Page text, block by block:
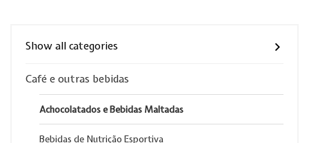
Show all categories
Café e outras bebidas
Achocolatados e Bebidas Maltadas
Bebidas de Nutrição Esportiva